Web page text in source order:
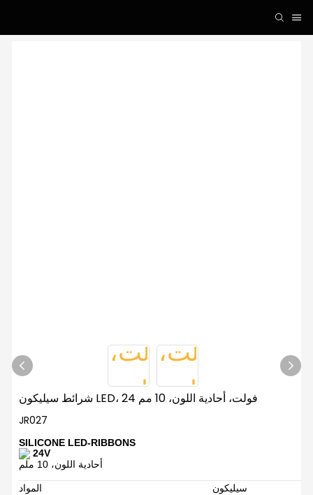
شرائط سيليكون LED، 24 فولت، أحادية اللون، 10 مم
JR027
SILICONE LED-RIBBONS
24V
أحادية اللون، 10 ملم
المواد
سيليكون